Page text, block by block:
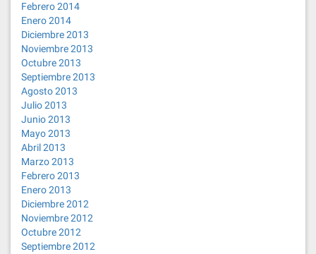
Febrero 2014
Enero 2014
Diciembre 2013
Noviembre 2013
Octubre 2013
Septiembre 2013
Agosto 2013
Julio 2013
Junio 2013
Mayo 2013
Abril 2013
Marzo 2013
Febrero 2013
Enero 2013
Diciembre 2012
Noviembre 2012
Octubre 2012
Septiembre 2012